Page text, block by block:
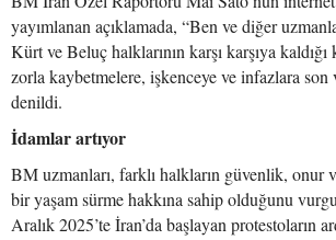
yayımlanan açıklamada, “Ben ve diğer
Kürt ve Beluç halklarının karşı karşıya
zorla kaybetmelere, işkenceye ve infazlara son
denildi.
İdamlar artıyor
BM uzmanları, farklı halkların güvenlik, onur
bir yaşam sürme hakkına sahip olduğunu
Aralık 2025’te İran’da başlayan protestoların